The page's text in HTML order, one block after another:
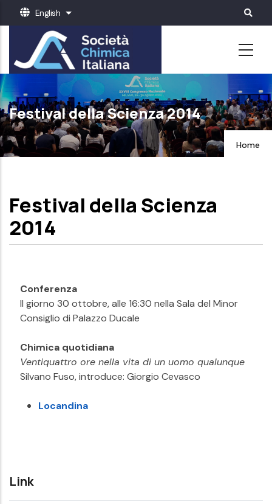
content
English List additional actions
Festival della Scienza 2014
Home
Festival della Scienza
2014
Conferenza
Il giorno 30 ottobre, alle 16:30 nella Sala del Minor
Consiglio di Palazzo Ducale
Chimica quotidiana
Ventiquattro ore nella vita di un uomo qualunque
Silvano Fuso, introduce: Giorgio Cevasco
Locandina
Link